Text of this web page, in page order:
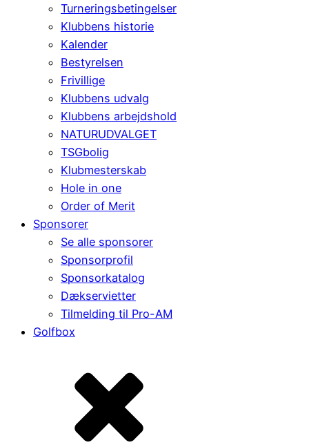
Turneringsbetingelser
Klubbens historie
Kalender
Bestyrelsen
Frivillige
Klubbens udvalg
Klubbens arbejdshold
NATURUDVALGET
TSGbolig
Klubmesterskab
Hole in one
Order of Merit
Sponsorer
Se alle sponsorer
Sponsorprofil
Sponsorkatalog
Dækservietter
Tilmelding til Pro-AM
Golfbox